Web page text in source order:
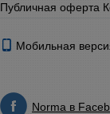
Публичная оферта
Мобильная
Norma в